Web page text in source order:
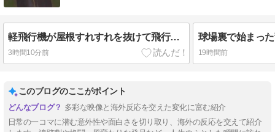
軽飛行機が屋根すれすれを抜けて飛行場へ、車輪を出さないまま胴体着陸「これよりひどい着陸なら山ほど見てきた」【海外の反応】
3時間10分前 19時間前
このブログのここがポイント
多彩な映像と海外反応を交えた変化に富む紹介
日常の一コマに潜む意外性や面白さを切り取り、海外の反応を交えて紹介